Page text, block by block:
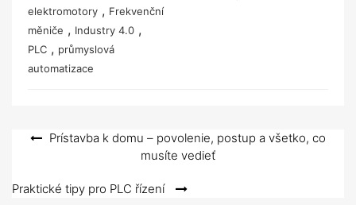
elektromotory , Frekvenční
měniče , Industry 4.0 ,
PLC , průmyslová
automatizace
Navigace
příspěvek
Prístavba k domu – povolenie, postup a všetko, co
musíte vedieť
Praktické tipy pro PLC řízení